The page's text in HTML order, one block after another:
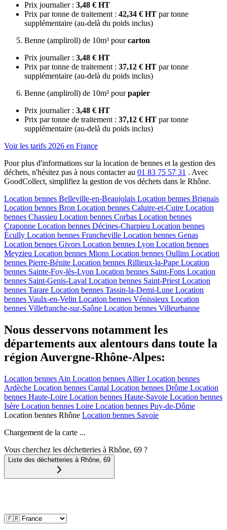
Prix journalier : 3,48 € HT
Prix par tonne de traitement : 42,34 € HT par tonne
supplémentaire (au-delà du poids inclus)
Benne (ampliroll) de 10m³ pourcarton
Prix journalier : 3,48 € HT
Prix par tonne de traitement : 37,12 € HT par tonne
supplémentaire (au-delà du poids inclus)
Benne (ampliroll) de 10m³ pourpapier
Prix journalier : 3,48 € HT
Prix par tonne de traitement : 37,12 € HT par tonne
supplémentaire (au-delà du poids inclus)
Voir les tarifs 2026 en France
Pour plus d'informations sur la location de bennes et la gestion des
déchets, n'hésitez pas à nous contacter au 01 83 75 57 31 . Avec
GoodCollect, simplifiez la gestion de vos déchets dans le Rhône.
Location bennes Belleville-en-Beaujolais Location bennes Brignais
Location bennes Bron Location bennes Caluire-et-Cuire Location
bennes Chassieu Location bennes Corbas Location bennes
Craponne Location bennes Décines-Charpieu Location bennes
Écully Location bennes Francheville Location bennes Genas
Location bennes Givors Location bennes Lyon Location bennes
Meyzieu Location bennes Mions Location bennes Oullins Location
bennes Pierre-Bénite Location bennes Rillieux-la-Pape Location
bennes Sainte-Foy-lès-Lyon Location bennes Saint-Fons Location
bennes Saint-Genis-Laval Location bennes Saint-Priest Location
bennes Tarare Location bennes Tassin-la-Demi-Lune Location
bennes Vaulx-en-Velin Location bennes Vénissieux Location
bennes Villefranche-sur-Saône Location bennes Villeurbanne
Nous desservons notamment les
départements aux alentours dans toute la
région Auvergne-Rhône-Alpes:
Location bennes Ain Location bennes Allier Location bennes
Ardèche Location bennes Cantal Location bennes Drôme Location
bennes Haute-Loire Location bennes Haute-Savoie Location bennes
Isère Location bennes Loire Location bennes Puy-de-Dôme
Location bennes Rhône Location bennes Savoie
Chargement de la carte ...
Vous cherchez les déchetteries à Rhône, 69 ?
Liste des déchetteries à Rhône, 69